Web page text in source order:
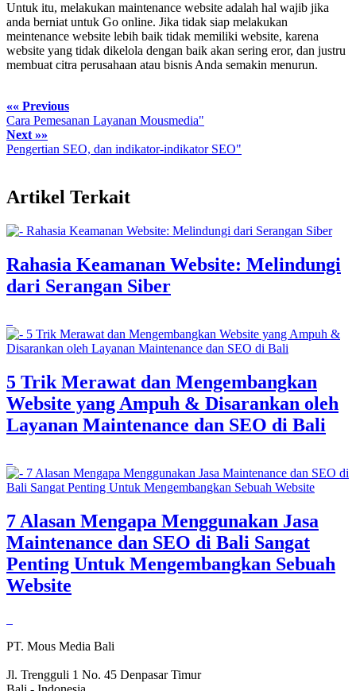
Untuk itu, melakukan maintenance website adalah hal wajib jika
anda berniat untuk Go online. Jika tidak siap melakukan
meintenance website lebih baik tidak memiliki website, karena
website yang tidak dikelola dengan baik akan sering eror, dan justru
membuat citra perusahaan atau bisnis Anda semakin menurun.
«« Previous
Cara Pemesanan Layanan Mousmedia"
Next »»
Pengertian SEO, dan indikator-indikator SEO"
Artikel Terkait
Rahasia Keamanan Website: Melindungi
dari Serangan Siber
5 Trik Merawat dan Mengembangkan
Website yang Ampuh & Disarankan oleh
Layanan Maintenance dan SEO di Bali
7 Alasan Mengapa Menggunakan Jasa
Maintenance dan SEO di Bali Sangat
Penting Untuk Mengembangkan Sebuah
Website
PT. Mous Media Bali
Jl. Trengguli 1 No. 45 Denpasar Timur